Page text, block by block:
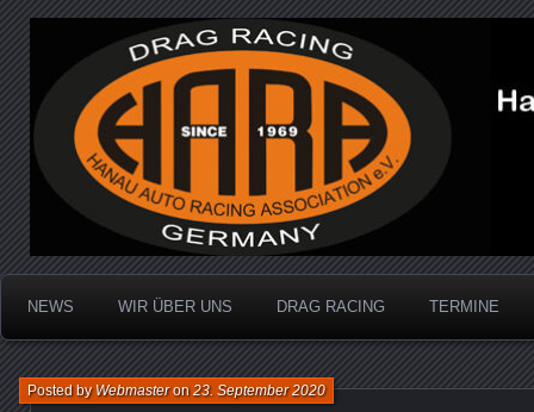
Hanau Auto Racing
Dragracing auf der 1/4 Meile
NEWS WIR ÜBER UNS DRAG RACING TERMINE
Posted byWebmasteron23. September 2020